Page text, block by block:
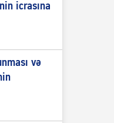
icrasına
və